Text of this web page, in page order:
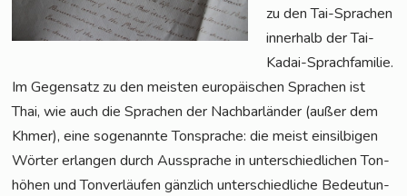
zu den Tai-Spra­chen
inner­halb der Tai-
Kadai-Sprach­fa­mi­lie.
Im Gegen­satz zu den meis­ten euro­päi­schen Spra­chen ist
Thai, wie auch die Spra­chen der Nach­bar­län­der (außer dem
Khmer), eine soge­nann­te Ton­spra­che: die meist ein­sil­bi­gen
Wör­ter erlan­gen durch Aus­spra­che in unter­schied­li­chen Ton­
hö­hen und Ton­ver­läu­fen gänz­lich unter­schied­li­che Bedeu­tun­